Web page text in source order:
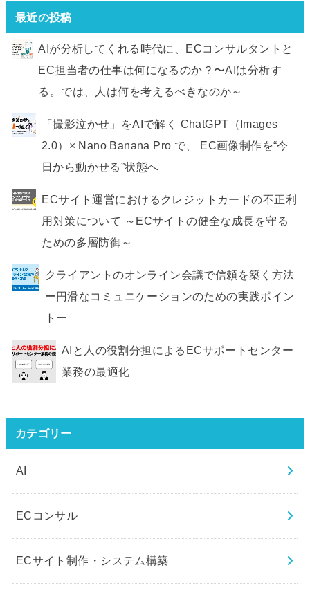
最近の投稿
AIが分析してくれる時代に、ECコンサルタントと
EC担当者の仕事は何になるのか？〜AIは分析す
る。では、人は何を考えるべきなのか～
「撮影泣かせ」をAIで解く ChatGPT（Images
2.0）× Nano Banana Pro で、 EC画像制作を“今
日から動かせる”状態へ
ECサイト運営におけるクレジットカードの不正利
用対策について ～ECサイトの健全な成長を守る
ための多層防御～
クライアントのオンライン会議で信頼を築く方法
ー円滑なコミュニケーションのための実践ポイン
トー
AIと人の役割分担によるECサポートセンター
業務の最適化
カテゴリー
AI
ECコンサル
ECサイト制作・システム構築